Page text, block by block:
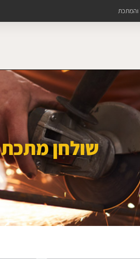
והמתכת
שולחן מתכת